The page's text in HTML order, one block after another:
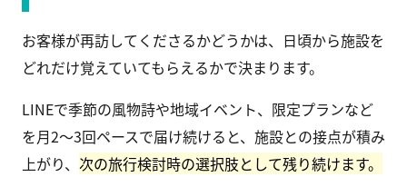
お客様が再訪してくださるかどうかは、日頃から施設を
どれだけ覚えていてもらえるかで決まります。
LINEで季節の風物詩や地域イベント、限定プランなど
を月2〜3回ペースで届け続けると、施設との接点が積み
上がり、 次の旅行検討時の選択肢として残り続けます。